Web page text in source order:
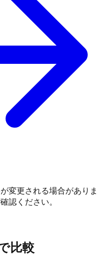
変更される場合がありま
認ください。
比較